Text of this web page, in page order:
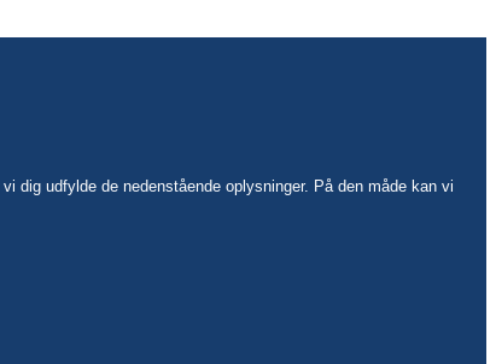
dig udfylde de nedenstående oplysninger. På den måde kan vi